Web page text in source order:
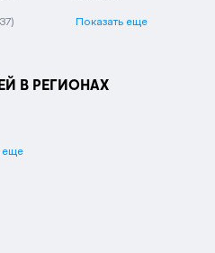
Показать еще
В РЕГИОНАХ
еще